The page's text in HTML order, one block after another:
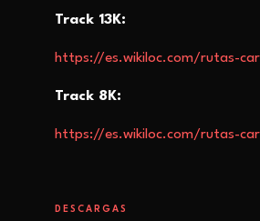
Track 13K:
https://es.wikiloc.com/rutas-
Track 8K:
https://es.wikiloc.com/rutas-
DESCARGAS